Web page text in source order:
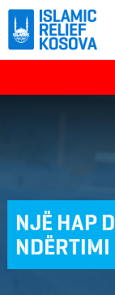
NJË HAP